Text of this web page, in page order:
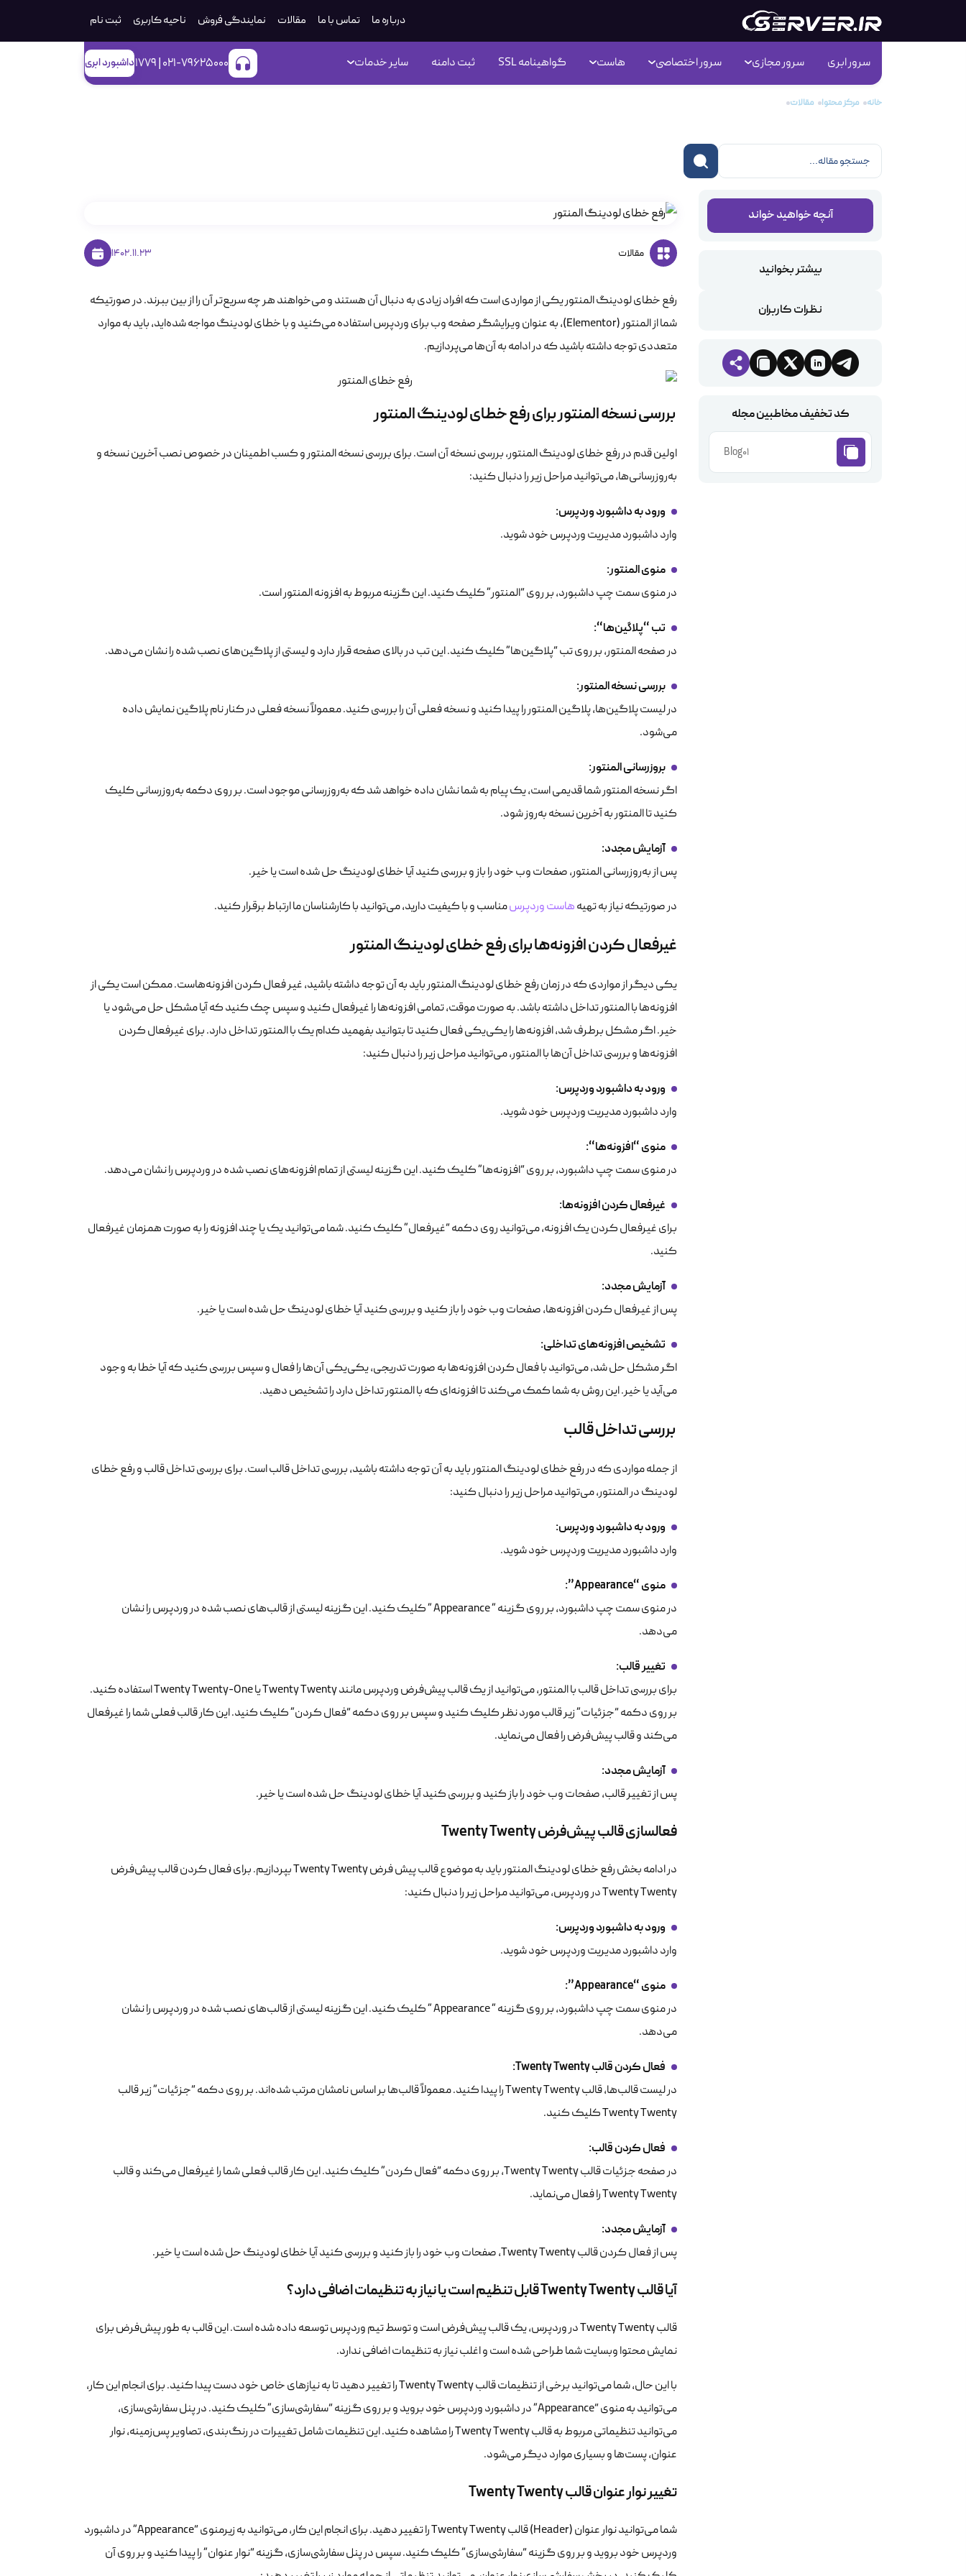
درباره ما تماس با ما مقالات نمایندگی فروش ناحیه کاربری ثبت‌ نام
سرور ابری سرور مجازی سرور اختصاصی هاست گواهینامه SSL ثبت دامنه سایر خدمات 021-79625000 | 1779 داشبورد ابری
خانه مرکز محتوا مقالات
آنچه خواهید خواند
بیشتر بخوانید
نظرات کاربران
کد تخفیف مخاطبین مجله
Blog01
مقالات 1402.11.23
رفع خطای لودینگ المنتور یکی از مواردی است که افراد زیادی به دنبال آن هستند و می‌خواهند هر چه سریع‌تر آن را از بین ببرند. در صورتیکه
شما از المنتور (Elementor)، به عنوان ویرایشگر صفحه وب برای وردپرس استفاده می‌کنید و با خطای لودینگ مواجه شده‌اید، باید به موارد
متعددی توجه داشته باشید که در ادامه به آن‌ها می‌پردازیم.
بررسی نسخه المنتور برای رفع خطای لودینگ المنتور
اولین قدم در رفع خطای لودینگ المنتور، بررسی نسخه آن است. برای بررسی نسخه المنتور و کسب اطمینان در خصوص نصب آخرین نسخه و
به‌روزرسانی‌ها، می‌توانید مراحل زیر را دنبال کنید:
ورود به داشبورد وردپرس:
وارد داشبورد مدیریت وردپرس خود شوید.
منوی المنتور:
در منوی سمت چپ داشبورد، بر روی “المنتور” کلیک کنید. این گزینه مربوط به افزونه المنتور است.
تب “پلاگین‌ها“
:
در صفحه المنتور، بر روی تب “پلاگین‌ها” کلیک کنید. این تب در بالای صفحه قرار دارد و لیستی از پلاگین‌های نصب شده را نشان می‌دهد.
بررسی نسخه المنتور:
در لیست پلاگین‌ها، پلاگین المنتور را پیدا کنید و نسخه فعلی آن را بررسی کنید. معمولاً نسخه فعلی در کنار نام پلاگین نمایش داده
می‌شود.
بروزرسانی المنتور:
اگر نسخه المنتور شما قدیمی است، یک پیام به شما نشان داده خواهد شد که به‌روزرسانی موجود است. بر روی دکمه به‌روزرسانی کلیک
کنید تا المنتور به آخرین نسخه به‌روز شود.
آزمایش مجدد:
پس از به‌روزرسانی المنتور، صفحات وب خود را باز و بررسی کنید آیا خطای لودینگ حل شده است یا خیر.
در صورتیکه نیاز به تهیههاست وردپرسمناسب و با کیفیت دارید، می‌توانید با کارشناسان ما ارتباط برقرار کنید.
غیرفعال کردن افزونه‌ها برای رفع خطای لودینگ المنتور
یکی دیگر از مواردی که در زمان رفع خطای لودینگ المنتور باید به آن توجه داشته باشید، غیر فعال کردن افزونه‌هاست. ممکن است یکی از
افزونه‌ها با المنتور تداخل داشته باشد. به صورت موقت، تمامی افزونه‌ها را غیرفعال کنید و سپس چک کنید که آیا مشکل حل می‌شود یا
خیر. اگر مشکل برطرف شد، افزونه‌ها را یکی‌یکی فعال کنید تا بتوانید بفهمید کدام یک با المنتور تداخل دارد. برای غیرفعال کردن
افزونه‌ها و بررسی تداخل آن‌ها با المنتور، می‌توانید مراحل زیر را دنبال کنید:
ورود به داشبورد وردپرس:
وارد داشبورد مدیریت وردپرس خود شوید.
منوی “افزونه‌ها“
:
در منوی سمت چپ داشبورد، بر روی “افزونه‌ها” کلیک کنید. این گزینه لیستی از تمام افزونه‌های نصب شده در وردپرس را نشان می‌دهد.
غیرفعال کردن افزونه‌ها:
برای غیرفعال کردن یک افزونه، می‌توانید روی دکمه “غیرفعال” کلیک کنید. شما می‌توانید یک یا چند افزونه را به صورت همزمان غیرفعال
کنید.
آزمایش مجدد:
پس از غیرفعال کردن افزونه‌ها، صفحات وب خود را باز کنید و بررسی کنید آیا خطای لودینگ حل شده است یا خیر.
تشخیص افزونه‌های تداخلی:
اگر مشکل حل شد، می‌توانید با فعال کردن افزونه‌ها به صورت تدریجی، یکی‌یکی آن‌ها را فعال و سپس بررسی کنید که آیا خطا به وجود
می‌آید یا خیر. این روش به شما کمک می‌کند تا افزونه‌ای که با المنتور تداخل دارد را تشخیص دهید.
بررسی تداخل قالب
از جمله مواردی که در رفع خطای لودینگ المنتور باید به آن توجه داشته باشید، بررسی تداخل قالب است. برای بررسی تداخل قالب و رفع خطای
لودینگ در المنتور، می‌توانید مراحل زیر را دنبال کنید:
ورود به داشبورد وردپرس:
وارد داشبورد مدیریت وردپرس خود شوید.
منوی“Appearance”
:
در منوی سمت چپ داشبورد، بر روی گزینه ” Appearance ” کلیک کنید. این گزینه لیستی از قالب‌های نصب شده در وردپرس را نشان
می‌دهد.
تغییر قالب:
برای بررسی تداخل قالب با المنتور، می‌توانید از یک قالب پیش‌فرض وردپرس مانند Twenty Twenty یا Twenty Twenty-One استفاده کنید.
بر روی دکمه “جزئیات” زیر قالب مورد نظر کلیک کنید و سپس بر روی دکمه “فعال کردن” کلیک کنید. این کار قالب فعلی شما را غیرفعال
می‌کند و قالب پیش‌فرض را فعال می‌نماید.
آزمایشمجدد:
پس از تغییر قالب، صفحات وب خود را باز کنید و بررسی کنید آیا خطای لودینگ حل شده است یا خیر.
فعالسازی قالب پیش‌فرض Twenty Twenty
در ادامه بخش رفع خطای لودینگ المنتور باید به موضوع قالب پیش فرض Twenty Twenty بپردازیم. برای فعال کردن قالب پیش‌فرض
Twenty Twenty در وردپرس، می‌توانید مراحل زیر را دنبال کنید:
ورود به داشبورد وردپرس:
وارد داشبورد مدیریت وردپرس خود شوید.
منوی“Appearance”
:
در منوی سمت چپ داشبورد، بر روی گزینه ” Appearance ” کلیک کنید. این گزینه لیستی از قالب‌های نصب شده در وردپرس را نشان
می‌دهد.
فعال کردن قالبTwenty Twenty
:
در لیست قالب‌ها، قالب Twenty Twenty را پیدا کنید. معمولاً قالب‌ها بر اساس نامشان مرتب شده‌اند. بر روی دکمه “جزئیات” زیر قالب
Twenty Twenty کلیک کنید.
فعال کردن قالب:
در صفحه جزئیات قالب Twenty Twenty، بر روی دکمه “فعال کردن” کلیک کنید. این کار قالب فعلی شما را غیرفعال می‌کند و قالب
Twenty Twenty را فعال می‌نماید.
آزمایش مجدد:
پس از فعال کردن قالب Twenty Twenty، صفحات وب خود را باز کنید و بررسی کنید آیا خطای لودینگ حل شده است یا خیر.
آیا قالب Twenty Twenty قابل تنظیم است یا نیاز به تنظیمات اضافی دارد؟
قالب Twenty Twenty در وردپرس، یک قالب پیش‌فرض است و توسط تیم وردپرس توسعه داده شده است. این قالب به طور پیش‌فرض برای
نمایش محتوا وبسایت شما طراحی شده است و اغلب نیاز به تنظیمات اضافی ندارد.
با این حال، شما می‌توانید برخی از تنظیمات قالب Twenty Twenty را تغییر دهید تا به نیازهای خاص خود دست پیدا کنید. برای انجام این کار،
می‌توانید به منوی “Appearance” در داشبورد وردپرس خود بروید و بر روی گزینه “سفارشی‌سازی” کلیک کنید. در پنل سفارشی‌سازی،
می‌توانید تنظیماتی مربوط به قالب Twenty Twenty را مشاهده کنید. این تنظیمات شامل تغییرات در رنگ‌بندی، تصاویر پس‌زمینه، نوار
عنوان، پست‌ها و بسیاری موارد دیگر می‌شود.
تغییر نوار عنوان قالب Twenty Twenty
شما می‌توانید نوار عنوان (Header) قالب Twenty Twenty را تغییر دهید. برای انجام این کار، می‌توانید به زیرمنوی “Appearance” در داشبورد
وردپرس خود بروید و بر روی گزینه “سفارشی‌سازی” کلیک کنید. سپس در پنل سفارشی‌سازی، گزینه “نوار عنوان” را پیدا کنید و بر روی آن